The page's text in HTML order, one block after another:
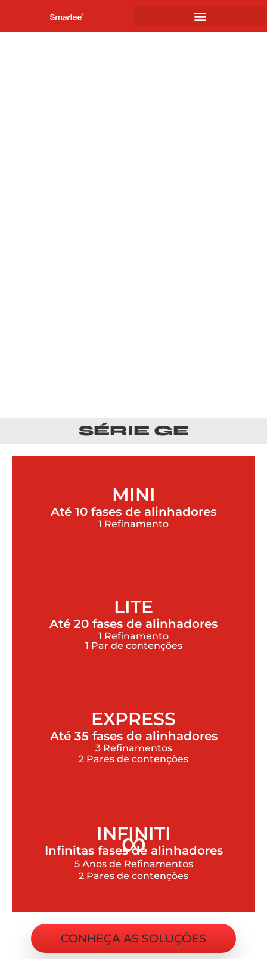
SÉRIE GE
MINI
Até 10 fases de alinhadores
1 Refinamento
LITE
Até 20 fases de alinhadores
1 Refinamento
1 Par de contenções
EXPRESS
Até 35 fases de alinhadores
3 Refinamentos
2 Pares de contenções
INFINITI
∞
Infinitas fases de alinhadores
5 Anos de Refinamentos
2 Pares de contenções
CONHEÇA AS SOLUÇÕES